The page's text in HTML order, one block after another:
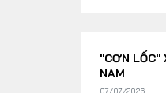
"CƠN LỐC"
NAM
07/07/2026